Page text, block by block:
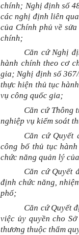
chính; Nghị định số
các nghị định liên
của Chính phủ về
chính;
Căn cứ Nghị
hành chính theo cơ
gia; Nghị định số
thực hiện thủ tục
vụ công quốc gia;
Căn cứ Thông
nghiệp vụ kiểm soát
Căn cứ Quyết
công bố thủ tục
chức năng quản lý
Căn cứ Quyết
định chức năng,
phố;
Căn cứ Quyết
việc ủy quyền cho
thương thuộc thẩm